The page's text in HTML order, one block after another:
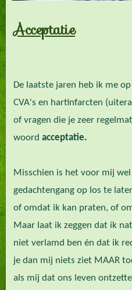
Acceptatie
De laatste jaren heb ik me
CVA's en hartinfarcten
of vragen die je zeer
woord acceptatie.
Misschien is het voor mij
gedachtengang op los te
of omdat ik kan praten, of
Maar laat ik zeggen dat ik
niet verlamd ben én dat ik
je dan mij niets ziet MAAR
als mij dat ons leven